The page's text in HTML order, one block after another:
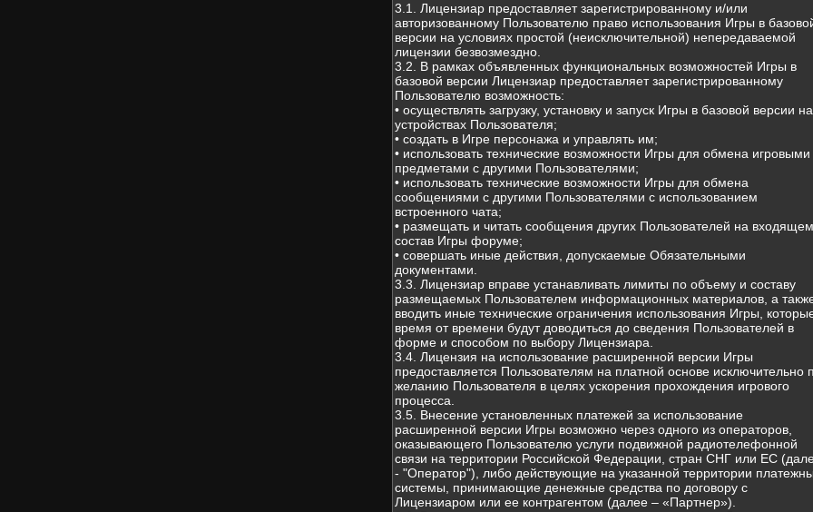
3.1. Лицензиар предоставляет зарегистрированному и/или
авторизованному Пользователю право использования Игры в
версии на условиях простой (неисключительной) непередаваемой
лицензии безвозмездно.
3.2. В рамках объявленных функциональных возможностей Игры в
базовой версии Лицензиар предоставляет зарегистрированному
Пользователю возможность:
• осуществлять загрузку, установку и запуск Игры в базовой версии на
устройствах Пользователя;
• создать в Игре персонажа и управлять им;
• использовать технические возможности Игры для обмена игровыми
предметами с другими Пользователями;
• использовать технические возможности Игры для обмена
сообщениями с другими Пользователями с использованием
встроенного чата;
• размещать и читать сообщения других Пользователей на
состав Игры форуме;
• совершать иные действия, допускаемые Обязательными
документами.
3.3. Лицензиар вправе устанавливать лимиты по объему и составу
размещаемых Пользователем информационных материалов, а
вводить иные технические ограничения использования Игры,
время от времени будут доводиться до сведения Пользователей в
форме и способом по выбору Лицензиара.
3.4. Лицензия на использование расширенной версии Игры
предоставляется Пользователям на платной основе исключительно
желанию Пользователя в целях ускорения прохождения игрового
процесса.
3.5. Внесение установленных платежей за использование
расширенной версии Игры возможно через одного из операторов,
оказывающего Пользователю услуги подвижной радиотелефонной
связи на территории Российской Федерации, стран СНГ или ЕС
- "Оператор"), либо действующие на указанной территории
системы, принимающие денежные средства по договору с
Лицензиаром или ее контрагентом (далее – «Партнер»).